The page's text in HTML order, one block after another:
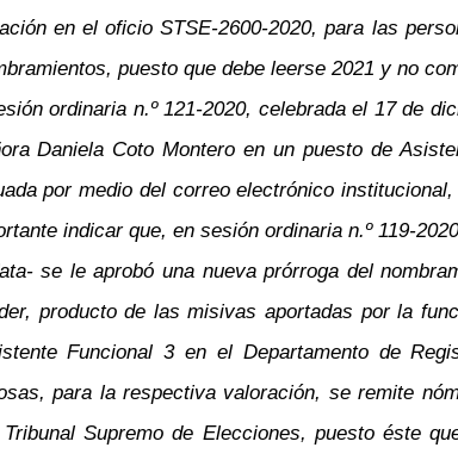
en el oficio STSE-2600-2020, para las
puesto que debe leerse 2021 y no
ordinaria n.º 121-2020, celebrada el 17 de
Daniela Coto Montero en un puesto de
por medio del correo electrónico
indicar que, en sesión ordinaria n.º 119-
se le aprobó una nueva prórroga del
producto de las misivas aportadas por la
Funcional 3 en el Departamento de
para la respectiva valoración, se remite
Supremo de Elecciones, puesto éste